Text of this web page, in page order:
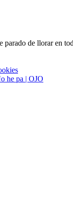
parado de llorar en